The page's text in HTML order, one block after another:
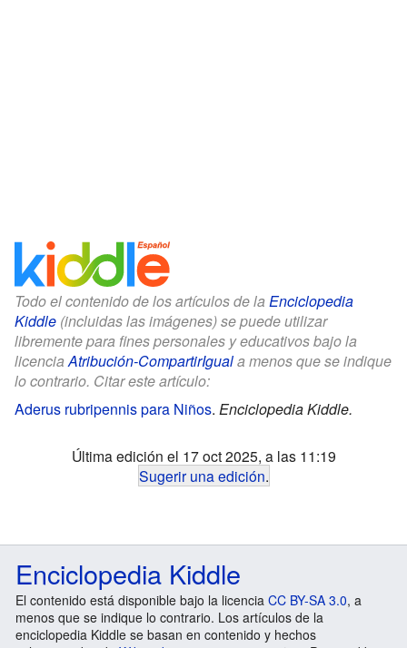
Todo el contenido de los artículos de la Enciclopedia
Kiddle (incluidas las imágenes) se puede utilizar
libremente para fines personales y educativos bajo la
licenciaAtribución-CompartirIguala menos que se indique
lo contrario. Citar este artículo:
Aderus rubripennis para Niños. Enciclopedia Kiddle.
Última edición el 17 oct 2025, a las 11:19
Sugerir una edición.
Enciclopedia Kiddle
El contenido está disponible bajo la licencia CC BY-SA 3.0, a
menos que se indique lo contrario. Los artículos de la
enciclopedia Kiddle se basan en contenido y hechos